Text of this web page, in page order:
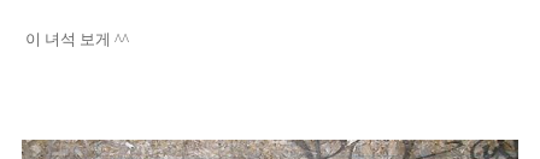
이 녀석 보게 ^^